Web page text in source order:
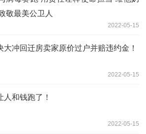
敬最美公卫人
2022-05-15
大冲回迁房卖家原价过户并赔违约金！
2022-05-15
和钱跑了！
2022-05-15